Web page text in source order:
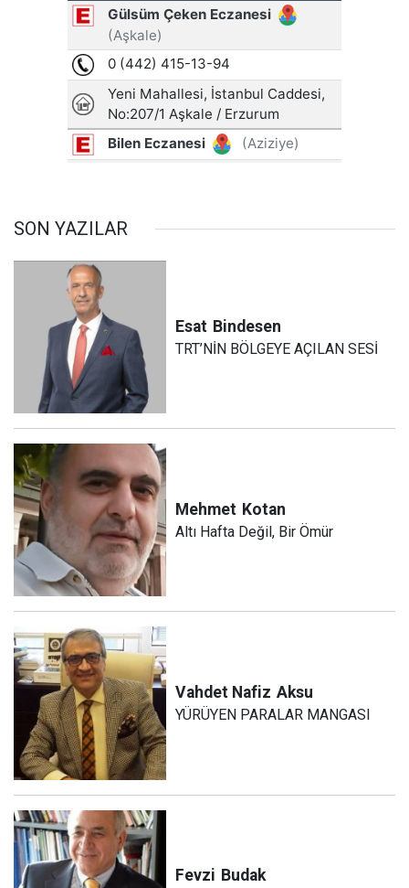
SON YAZILAR
Esat Bindesen
TRT’NİN BÖLGEYE AÇILAN SESİ
Mehmet Kotan
Altı Hafta Değil, Bir Ömür
Vahdet Nafiz Aksu
YÜRÜYEN PARALAR MANGASI
Fevzi Budak